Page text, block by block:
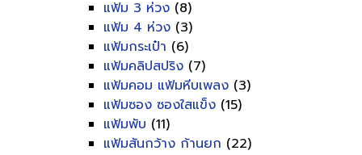
แฟ้ม 3 ห่วง (8)
แฟ้ม 4 ห่วง (3)
แฟ้มกระเป๋า (6)
แฟ้มคลิปสปริง (7)
แฟ้มคอม แฟ้มหีบเพลง (3)
แฟ้มซอง ซองใสแข็ง (15)
แฟ้มพับ (11)
แฟ้มสันกว้าง ก้านยก (22)